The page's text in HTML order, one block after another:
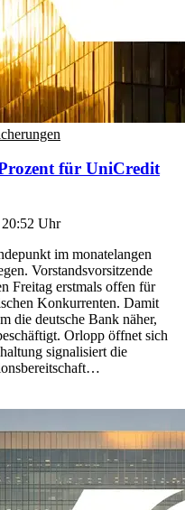
für UniCredit
20:52 Uhr
im monatelangen
Vorstandsvorsitzende
Freitag erstmals offen für
Konkurrenten. Damit
die deutsche Bank näher,
Orlopp öffnet sich
signalisiert die